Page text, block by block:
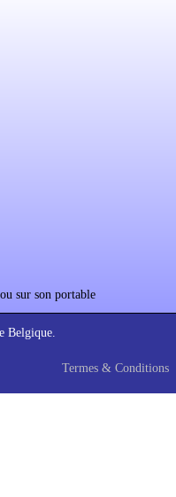
sur son portable
Belgique.
Termes & Conditions